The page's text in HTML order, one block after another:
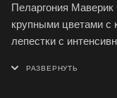
Пеларгония Маверик
крупными цветами с
лепестки с
диаметром до 15 см.